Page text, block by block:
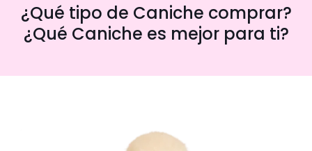
¿Qué tipo de Caniche comprar?
¿Qué Caniche es mejor para ti?